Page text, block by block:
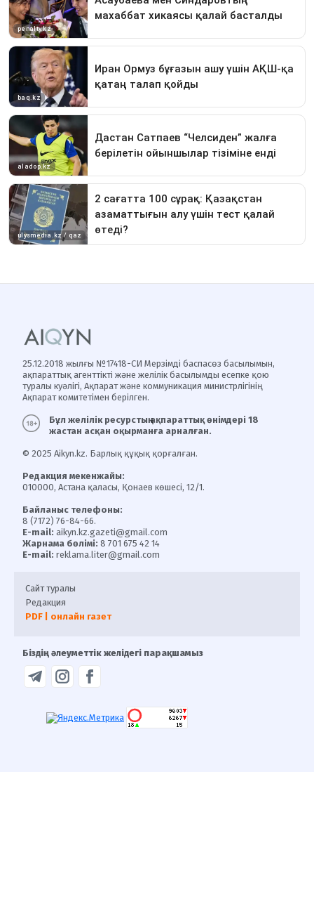
25.12.2018 жылғы №17418-СИ Мерзімді баспасөз басылымын,
ақпараттық агенттікті және желілік басылымды есепке қою
туралы куәлігі, Ақпарат және коммуникация министрлігінің
Ақпарат комитетімен берілген.
Бұл желілік ресурстың ақпараттық өнімдері 18
жастан асқан оқырманға арналған.
© 2025 Aikyn.kz. Барлық құқық қорғалған.
Редакция мекенжайы:
010000, Астана қаласы, Қонаев көшесі, 12/1.
Байланыс телефоны:
8 (7172) 76-84-66.
E-mail: aikyn.kz.gazeti@gmail.com
Жарнама бөлімі: 8 701 675 42 14
E-mail: reklama.liter@gmail.com
Сайт туралы
Редакция
PDF | онлайн газет
Біздің әлеуметтік желідегі парақшамыз